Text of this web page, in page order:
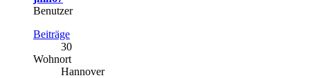
Benutzer
Beiträge
30
Wohnort
Hannover